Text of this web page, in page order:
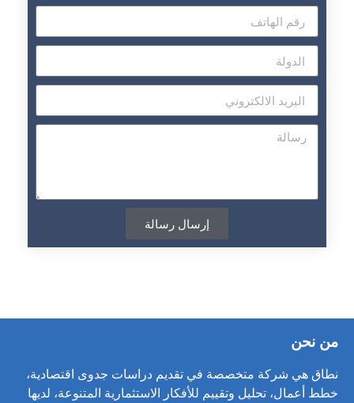
إرسال رسالة
من نحن
نطاق هي شركة متخصصة في تقديم دراسات جدوى اقتصادية،
خطط أعمال، تحليل وتقييم للأفكار الاستثمارية المتنوعة، لديها